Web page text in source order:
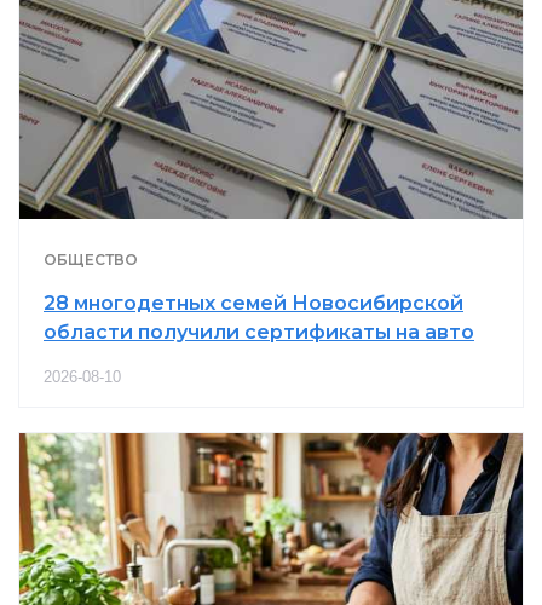
ОБЩЕСТВО
28 многодетных семей Новосибирской
области получили сертификаты на авто
2026-08-10